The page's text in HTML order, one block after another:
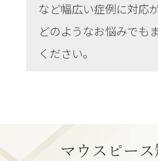
など幅広い症例に対応
どのようなお悩みでも
ください。
マウスピー